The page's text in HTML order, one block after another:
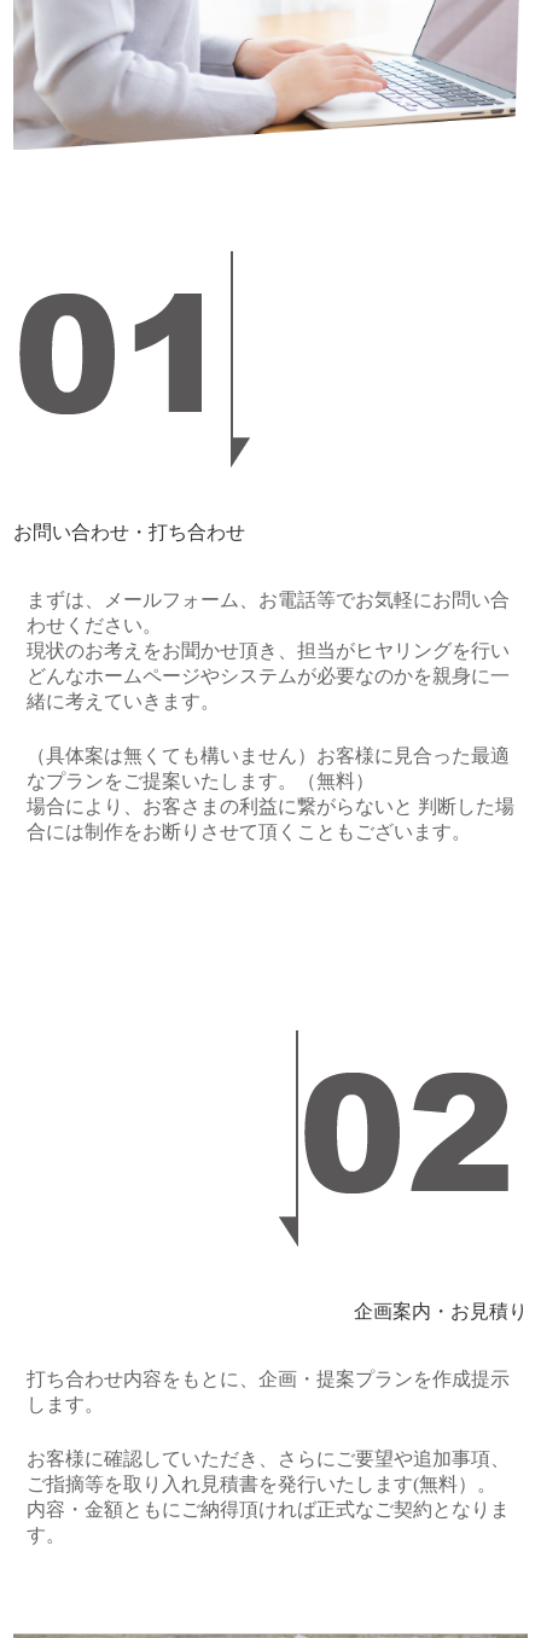
お問い合わせ・打ち合わせ
まずは、メールフォーム、お電話等でお気軽にお問い合
わせください。
現状のお考えをお聞かせ頂き、担当がヒヤリングを行い
どんなホームページやシステムが必要なのかを親身に一
緒に考えていきます。
（具体案は無くても構いません）お客様に見合った最適
なプランをご提案いたします。（無料）
場合により、お客さまの利益に繋がらないと 判断した場
合には制作をお断りさせて頂くこともございます。
企画案内・お見積り
打ち合わせ内容をもとに、企画・提案プランを作成提示
します。
お客様に確認していただき、さらにご要望や追加事項、
ご指摘等を取り入れ見積書を発行いたします(無料）。
内容・金額ともにご納得頂ければ正式なご契約となりま
す。